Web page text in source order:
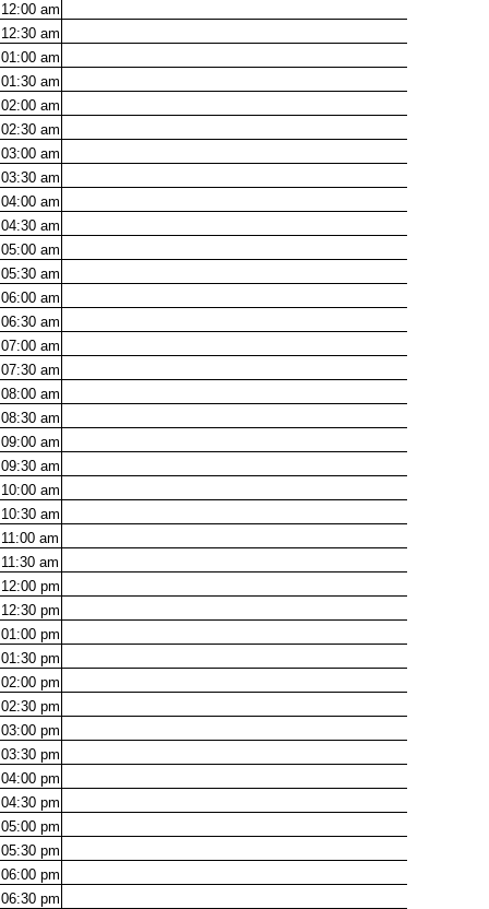
12:00 am
12:30 am
01:00 am
01:30 am
02:00 am
02:30 am
03:00 am
03:30 am
04:00 am
04:30 am
05:00 am
05:30 am
06:00 am
06:30 am
07:00 am
07:30 am
08:00 am
08:30 am
09:00 am
09:30 am
10:00 am
10:30 am
11:00 am
11:30 am
12:00 pm
12:30 pm
01:00 pm
01:30 pm
02:00 pm
02:30 pm
03:00 pm
03:30 pm
04:00 pm
04:30 pm
05:00 pm
05:30 pm
06:00 pm
06:30 pm